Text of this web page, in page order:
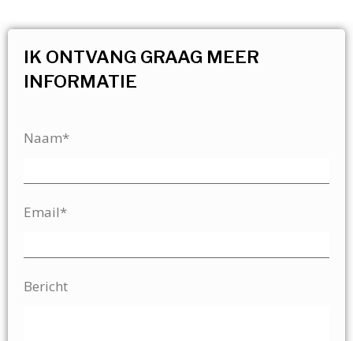
IK ONTVANG GRAAG MEER
INFORMATIE
Naam*
Email*
Bericht